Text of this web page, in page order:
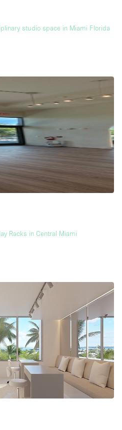
studio space in Miami Florida
Racks in Central Miami